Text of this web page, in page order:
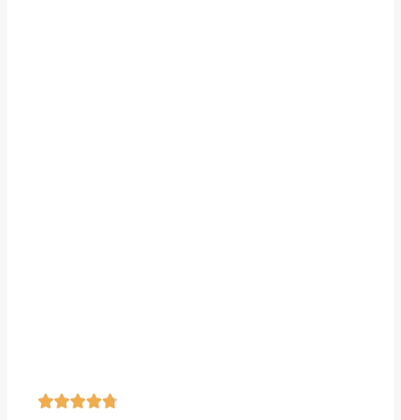
